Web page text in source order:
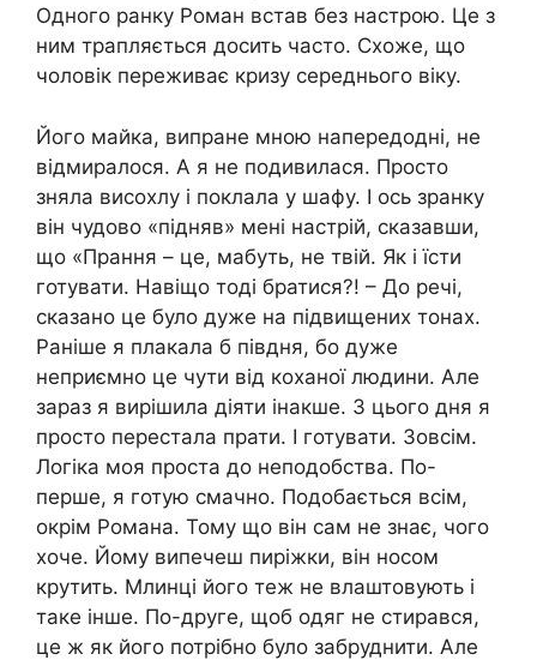
Одного ранку Роман встав без настрою. Це з
ним трапляється досить часто. Схоже, що
чоловік переживає кризу середнього віку.
Його майка, випране мною напередодні, не
відмиралося. А я не подивилася. Просто
зняла висохлу і поклала у шафу. І ось зранку
він чудово «підняв» мені настрій, сказавши,
що «Прання – це, мабуть, не твій. Як і їсти
готувати. Навіщо тоді братися?! – До речі,
сказано це було дуже на підвищених тонах.
Раніше я плакала б півдня, бо дуже
неприємно це чути від коханої людини. Але
зараз я вирішила діяти інакше. З цього дня я
просто перестала прати. І готувати. Зовсім.
Логіка моя проста до неподобства. По-
перше, я готую смачно. Подобається всім,
окрім Романа. Тому що він сам не знає, чого
хоче. Йому випечеш пиріжки, він носом
крутить. Млинці його теж не влаштовують і
таке інше. По-друге, щоб одяг не стирався,
це ж як його потрібно було забруднити. Але